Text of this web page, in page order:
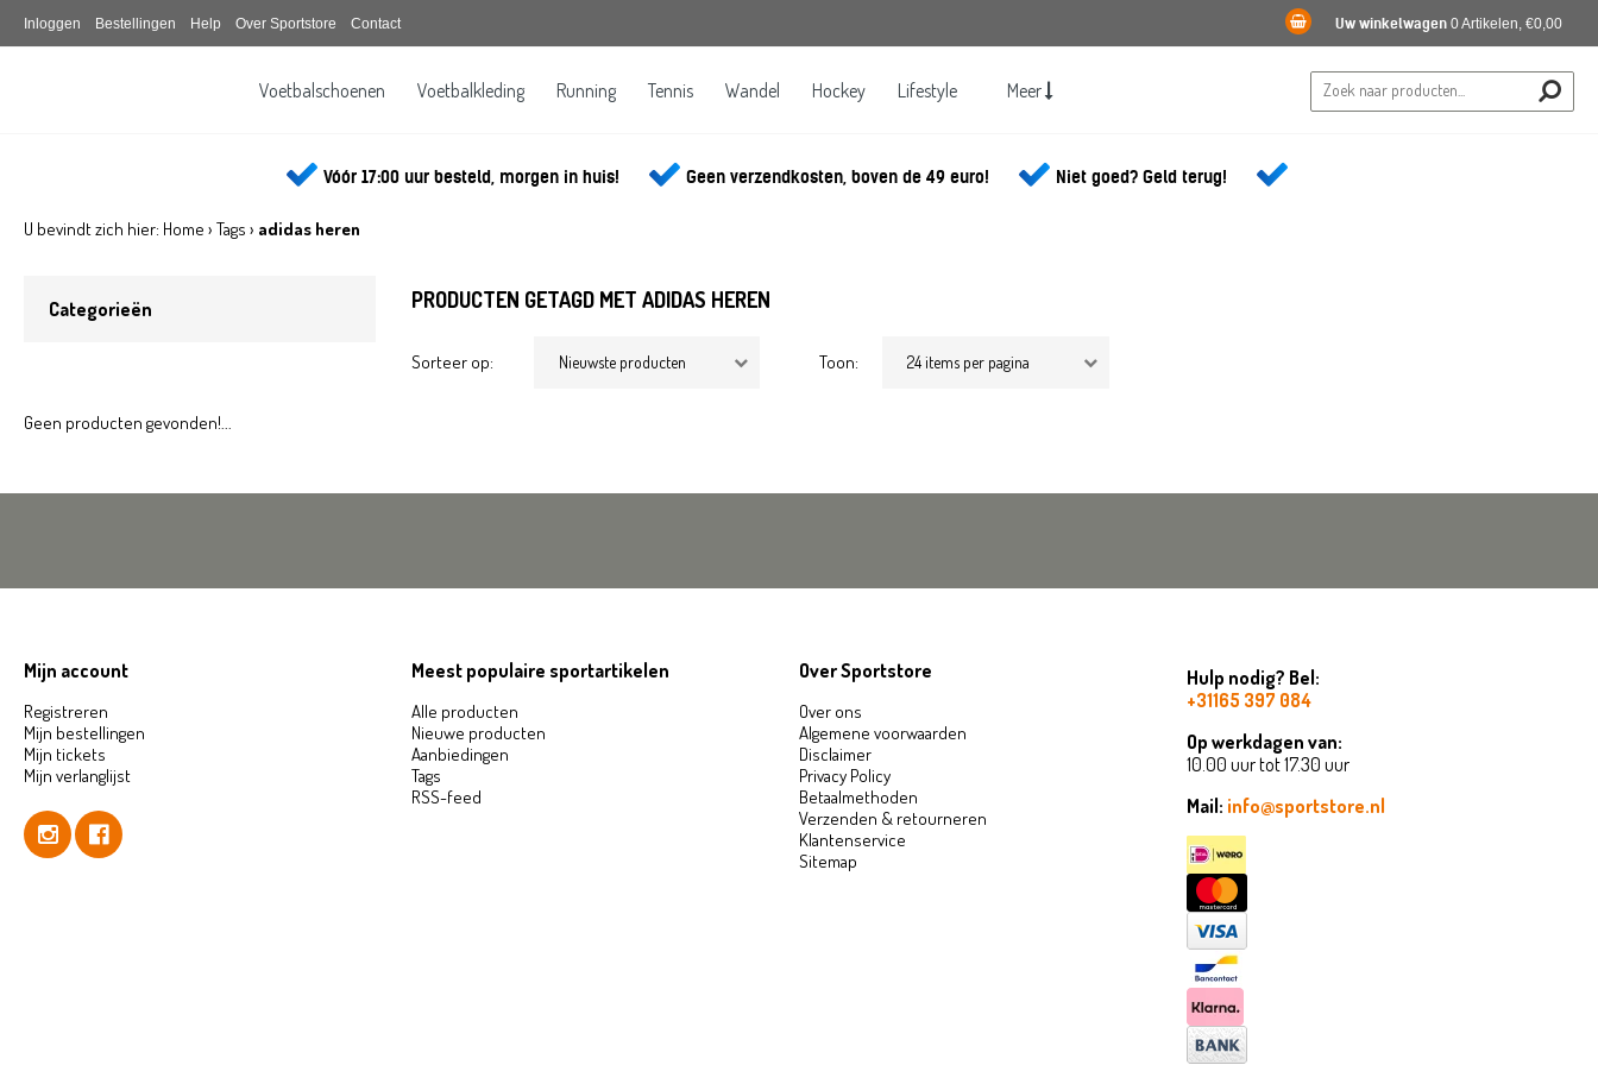
Inloggen Bestellingen Help Over Sportstore Contact Uw winkelwagen 0 Artikelen, €0,00
Sportstore.be
Voetbalschoenen Voetbalkleding Running Tennis Wandel Hockey Lifestyle Meer
Vóór 17:00 uur besteld, morgen in huis! Geen verzendkosten, boven de 49 euro! Niet goed? Geld terug!
U bevindt zich hier: Home ›Tags › adidas heren
Categorieën PRODUCTEN GETAGD MET ADIDAS HEREN
Sorteer op: Toon:
Geen producten gevonden!...
Mijn account
Registreren
Mijn bestellingen
Mijn tickets
Mijn verlanglijst
Meest populaire sportartikelen
Alle producten
Nieuwe producten
Aanbiedingen
Tags
RSS-feed
Over Sportstore
Over ons
Algemene voorwaarden
Disclaimer
Privacy Policy
Betaalmethoden
Verzenden & retourneren
Klantenservice
Sitemap
Hulp nodig? Bel:
+31165 397 084
Op werkdagen van:
10.00 uur tot 17.30 uur
Mail: info@sportstore.nl